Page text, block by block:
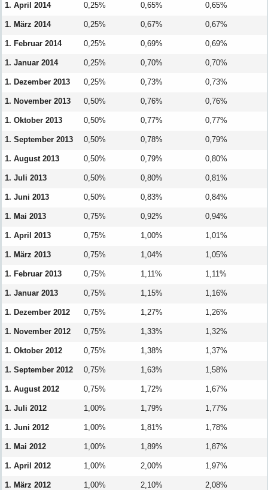
1. April 2014 0,25% 0,65% 0,65%
1. März 2014 0,25% 0,67% 0,67%
1. Februar 2014 0,25% 0,69% 0,69%
1. Januar 2014 0,25% 0,70% 0,70%
1. Dezember 2013 0,25% 0,73% 0,73%
1. November 2013 0,50% 0,76% 0,76%
1. Oktober 2013 0,50% 0,77% 0,77%
1. September 2013 0,50% 0,78% 0,79%
1. August 2013 0,50% 0,79% 0,80%
1. Juli 2013 0,50% 0,80% 0,81%
1. Juni 2013 0,50% 0,83% 0,84%
1. Mai 2013 0,75% 0,92% 0,94%
1. April 2013 0,75% 1,00% 1,01%
1. März 2013 0,75% 1,04% 1,05%
1. Februar 2013 0,75% 1,11% 1,11%
1. Januar 2013 0,75% 1,15% 1,16%
1. Dezember 2012 0,75% 1,27% 1,26%
1. November 2012 0,75% 1,33% 1,32%
1. Oktober 2012 0,75% 1,38% 1,37%
1. September 2012 0,75% 1,63% 1,58%
1. August 2012 0,75% 1,72% 1,67%
1. Juli 2012 1,00% 1,79% 1,77%
1. Juni 2012 1,00% 1,81% 1,78%
1. Mai 2012 1,00% 1,89% 1,87%
1. April 2012 1,00% 2,00% 1,97%
1. März 2012 1,00% 2,10% 2,08%